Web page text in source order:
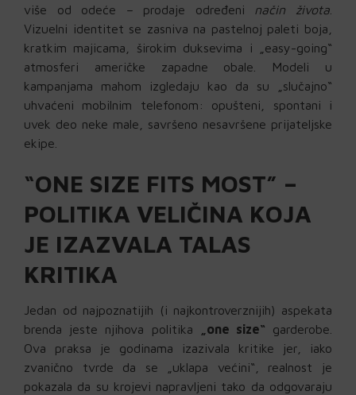
više od odeće – prodaje određeni način života
Vizuelni identitet se zasniva na pastelnoj paleti boja,
kratkim majicama, širokim duksevima i „easy-going“
atmosferi američke zapadne obale. Modeli u
kampanjama mahom izgledaju kao da su „slučajno“
uhvaćeni mobilnim telefonom: opušteni, spontani i
uvek deo neke male, savršeno nesavršene prijateljske
ekipe.
“ONE SIZE FITS MOST” –
POLITIKA VELIČINA KOJA
JE IZAZVALA TALAS
KRITIKA
Jedan od najpoznatijih (i najkontroverznijih) aspekata
brenda jeste njihova politika
„one size“ garderobe.
Ova praksa je godinama izazivala kritike jer, iako
zvanično tvrde da se „uklapa većini“, realnost je
pokazala da su krojevi napravljeni tako da odgovaraju